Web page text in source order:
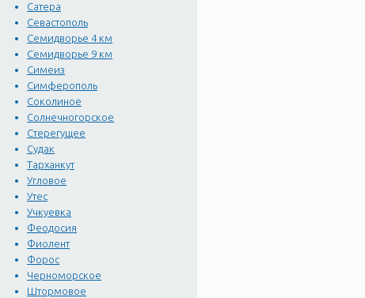
Сатера
Севастополь
Семидворье 4 км
Семидворье 9 км
Симеиз
Симферополь
Соколиное
Солнечногорское
Стерегущее
Судак
Тарханкут
Угловое
Утес
Учкуевка
Феодосия
Фиолент
Форос
Черноморское
Штормовое